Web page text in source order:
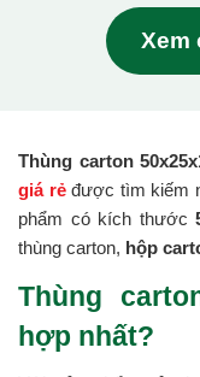
Xem
Thùng carton
giá rẻđược tìm kiếm
phẩm có kích thước
thùng carton, hộp
Thùng
hợp nhất?